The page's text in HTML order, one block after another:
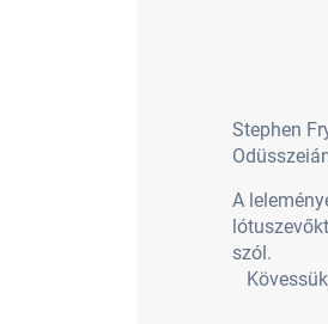
Stephen
A
szól.